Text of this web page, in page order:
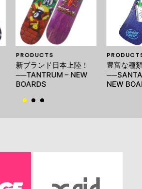
PRODUCTS
新ブランド日本上陸！
──TANTRUM – NEW
BOARDS
豊富な種
NEW